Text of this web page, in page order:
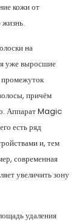
кожи от
жизнь.
на
уже выросшие
промежуток
причём
Аппарат Magic
есть ряд
и, тем
современная
увеличить зону
удаления